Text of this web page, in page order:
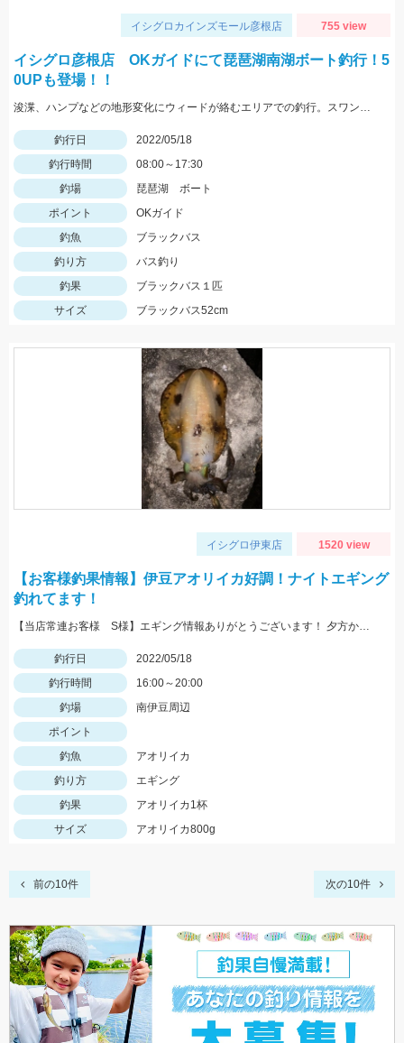
イシグロカインズモール彦根店 755 view
イシグロ彦根店 OKガイドにて琵琶湖南湖ボート釣行！5
0UPも登場！！
浚渫、ハンプなどの地形変化にウィードが絡むエリアでの釣行。スワンプクローラーでの釣果でした。
釣行日
2022/05/18
釣行時間
08:00～17:30
釣場
琵琶湖 ボート
ポイント
OKガイド
釣魚
ブラックバス
釣り方
バス釣り
釣果
ブラックバス１匹
サイズ
ブラックバス52cm
イシグロ伊東店 1520 view
【お客様釣果情報】伊豆アオリイカ好調！ナイトエギング
釣れてます！
【当店常連お客様 S様】エギング情報ありがとうございます！ 夕方から夜にかけての時間帯で800ｇサイズゲット！
釣行日
2022/05/18
釣行時間
16:00～20:00
釣場
南伊豆周辺
ポイント
釣魚
アオリイカ
釣り方
エギング
釣果
アオリイカ1杯
サイズ
アオリイカ800g
前の10件 次の10件